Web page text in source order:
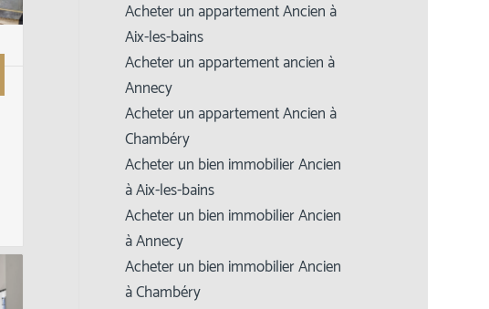
Acheter un appartement Ancien à
Aix-les-bains
Acheter un appartement ancien à
Annecy
Acheter un appartement Ancien à
Chambéry
Acheter un bien immobilier Ancien
à Aix-les-bains
Acheter un bien immobilier Ancien
à Annecy
Acheter un bien immobilier Ancien
à Chambéry